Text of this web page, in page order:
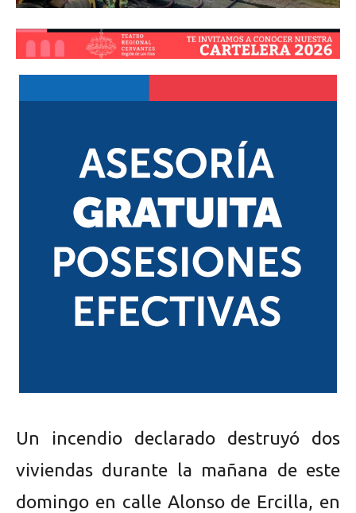
Un incendio declarado destruyó dos
viviendas durante la mañana de este
domingo en calle Alonso de Ercilla, en